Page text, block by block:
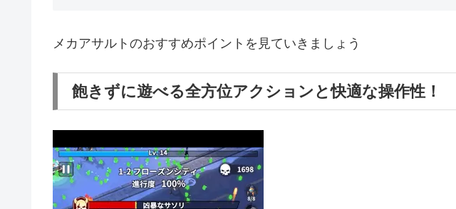
メカアサルトのおすすめポイントを見ていきましょう
飽きずに遊べる全方位アクションと快適な操作性！